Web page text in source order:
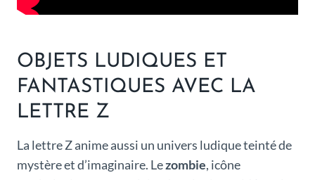
OBJETS LUDIQUES ET
FANTASTIQUES AVEC LA
LETTRE Z
La lettre Z anime aussi un univers ludique teinté de
mystère et d’imaginaire. Lezombie, icône